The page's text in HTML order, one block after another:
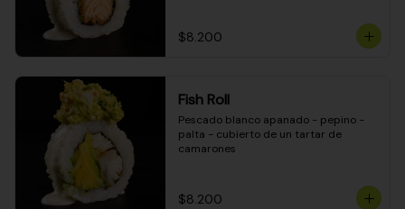
$8.200
Fish Roll
Pescado blanco apanado - pepino -
palta - cubierto de un tartar de
camarones
$8.200